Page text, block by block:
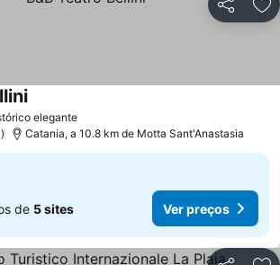
Partilhar
elegante
Catania, a 10.8 km de Motta Sant'Anastasia
de 5 sites Ver preços